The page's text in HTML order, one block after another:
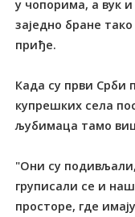
у чопорима, а вук
заједно бране
приђе.
Када су први Срби
купрешких села
љубимаца тамо
"Они су
груписали се и
просторе, где